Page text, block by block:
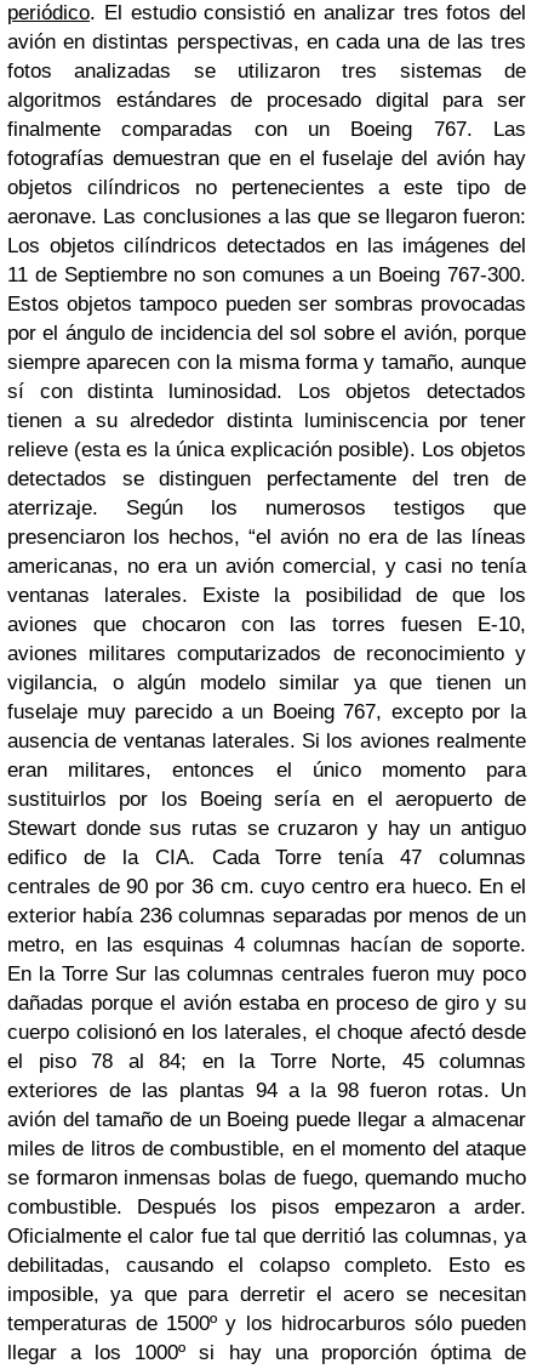
periódico. El estudio consistió en analizar tres fotos del
avión en distintas perspectivas, en cada una de las tres
fotos analizadas se utilizaron tres sistemas de
algoritmos estándares de procesado digital para ser
finalmente comparadas con un Boeing 767. Las
fotografías demuestran que en el fuselaje del avión hay
objetos cilíndricos no pertenecientes a este tipo de
aeronave. Las conclusiones a las que se llegaron fueron:
Los objetos cilíndricos detectados en las imágenes del
11 de Septiembre no son comunes a un Boeing 767-300.
Estos objetos tampoco pueden ser sombras provocadas
por el ángulo de incidencia del sol sobre el avión, porque
siempre aparecen con la misma forma y tamaño, aunque
sí con distinta luminosidad. Los objetos detectados
tienen a su alrededor distinta luminiscencia por tener
relieve (esta es la única explicación posible). Los objetos
detectados se distinguen perfectamente del tren de
aterrizaje. Según los numerosos testigos que
presenciaron los hechos, “el avión no era de las líneas
americanas, no era un avión comercial, y casi no tenía
ventanas laterales. Existe la posibilidad de que los
aviones que chocaron con las torres fuesen E-10,
aviones militares computarizados de reconocimiento y
vigilancia, o algún modelo similar ya que tienen un
fuselaje muy parecido a un Boeing 767, excepto por la
ausencia de ventanas laterales. Si los aviones realmente
eran militares, entonces el único momento para
sustituirlos por los Boeing sería en el aeropuerto de
Stewart donde sus rutas se cruzaron y hay un antiguo
edifico de la CIA. Cada Torre tenía 47 columnas
centrales de 90 por 36 cm. cuyo centro era hueco. En el
exterior había 236 columnas separadas por menos de un
metro, en las esquinas 4 columnas hacían de soporte.
En la Torre Sur las columnas centrales fueron muy poco
dañadas porque el avión estaba en proceso de giro y su
cuerpo colisionó en los laterales, el choque afectó desde
el piso 78 al 84; en la Torre Norte, 45 columnas
exteriores de las plantas 94 a la 98 fueron rotas. Un
avión del tamaño de un Boeing puede llegar a almacenar
miles de litros de combustible, en el momento del ataque
se formaron inmensas bolas de fuego, quemando mucho
combustible. Después los pisos empezaron a arder.
Oficialmente el calor fue tal que derritió las columnas, ya
debilitadas, causando el colapso completo. Esto es
imposible, ya que para derretir el acero se necesitan
temperaturas de 1500º y los hidrocarburos sólo pueden
llegar a los 1000º si hay una proporción óptima de